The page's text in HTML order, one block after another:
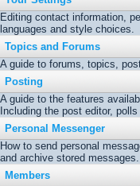
Editing contact information,
languages and style choices.
Topics and Forums
A guide to forums, topics,
Posting
A guide to the features
Including the post editor,
Personal Messenger
How to send personal
and archive stored messages.
Members